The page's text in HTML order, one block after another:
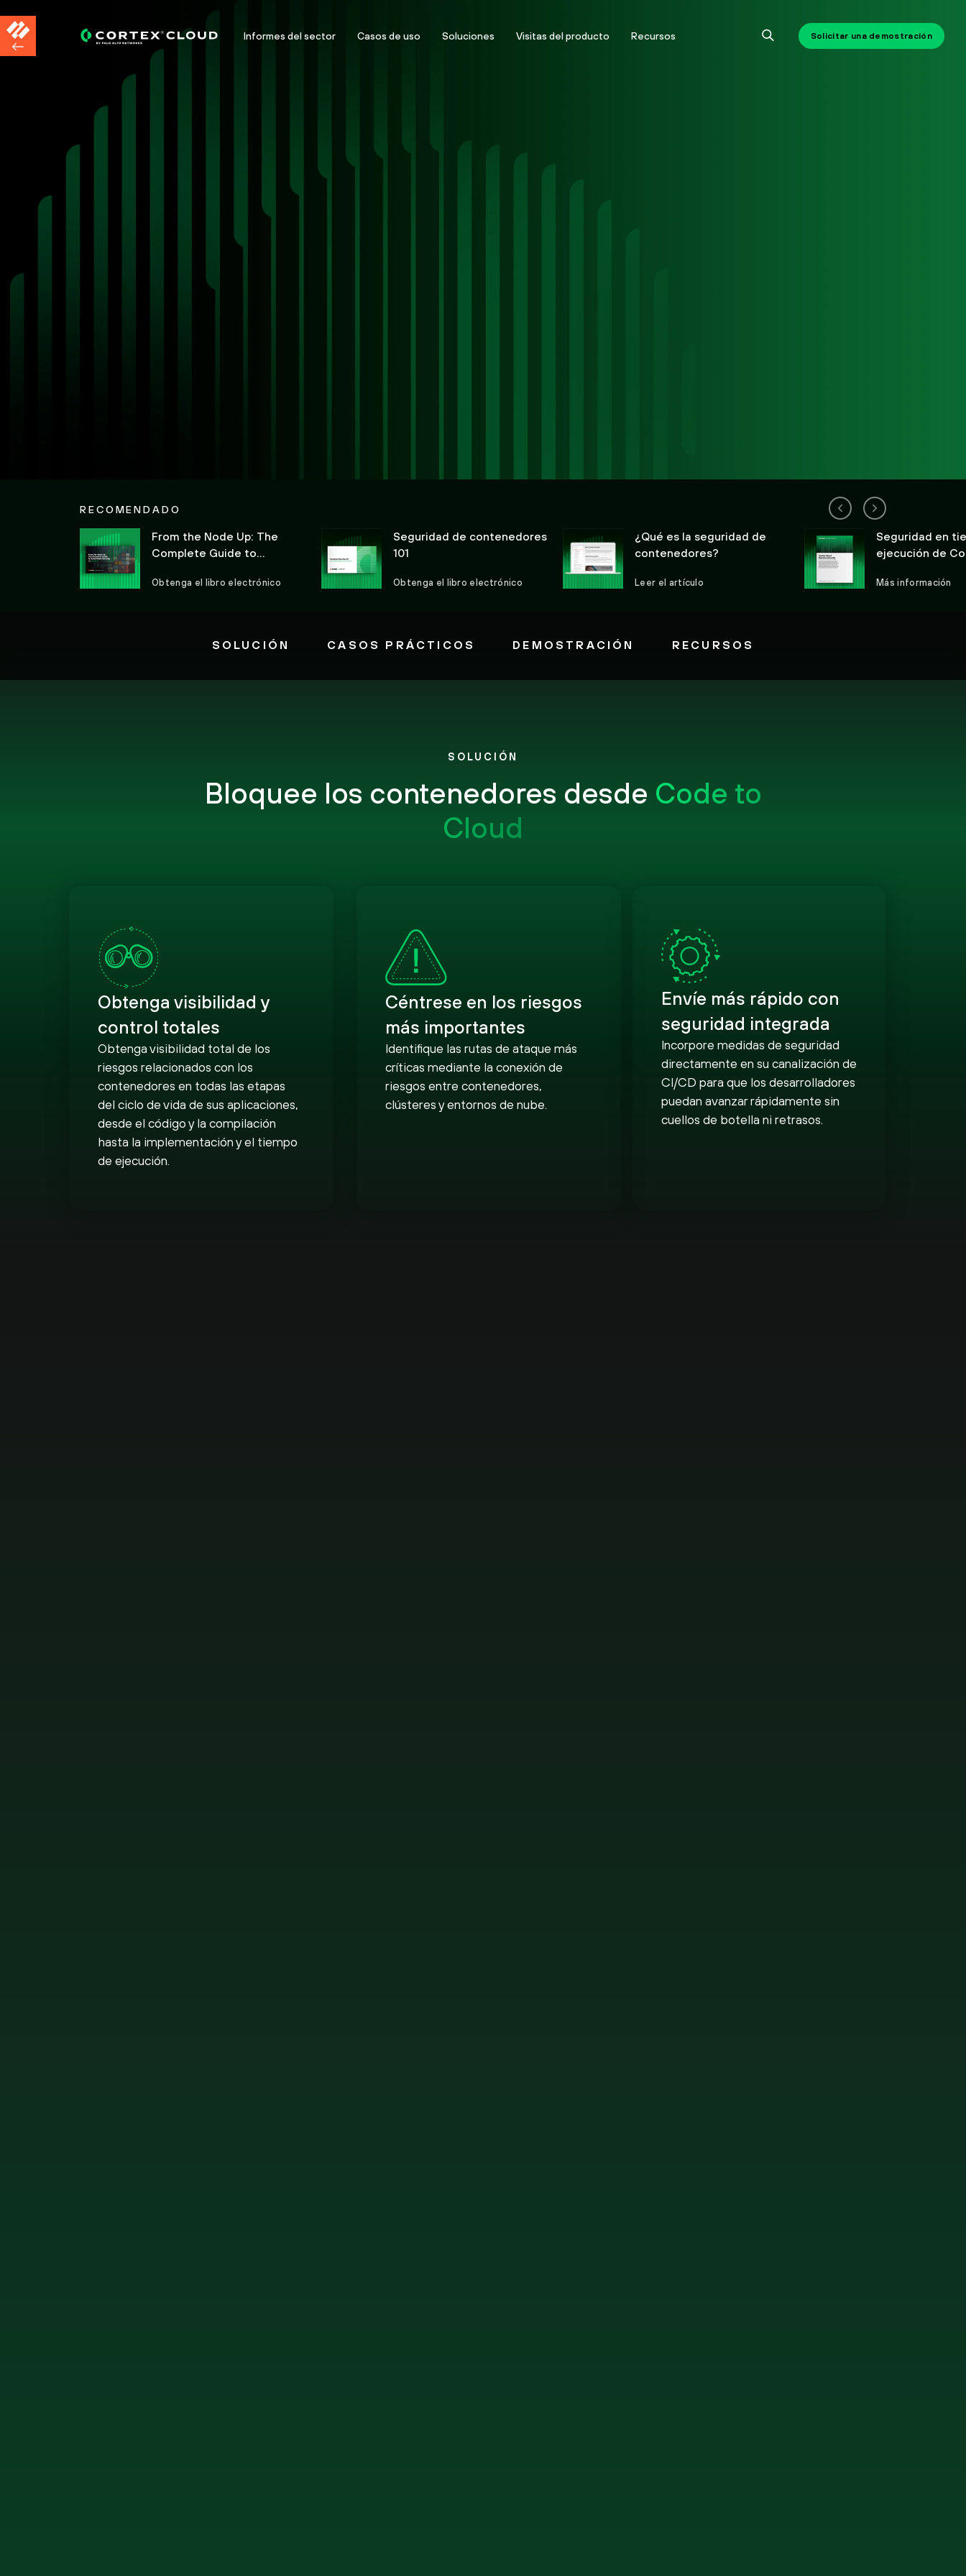
Informes del sector Casos de uso Soluciones Visitas del producto Recursos Solicitar una demostración
RECOMENDADO
From the Node Up: The
Complete Guide to
completa de
Obtenga el libro electrónico
Seguridad de contenedores
101
Obtenga el libro electrónico
¿Qué es la seguridad de
contenedores?
Leer el artículo
Seguridad en
ejecución de
contra
Más información
SOLUCIÓN CASOS PRÁCTICOS DEMOSTRACIÓN RECURSOS
SOLUCIÓN
Bloquee los contenedores desde Code to
Cloud
Obtenga visibilidad y
control totales
Obtenga visibilidad total de los
riesgos relacionados con los
contenedores en todas las etapas
del ciclo de vida de sus aplicaciones,
desde el código y la compilación
hasta la implementación y el tiempo
de ejecución.
Céntrese en los riesgos
más importantes
Identifique las rutas de ataque más
críticas mediante la conexión de
riesgos entre contenedores,
clústeres y entornos de nube.
Envíe más rápido con
seguridad integrada
Incorpore medidas de seguridad
directamente en su canalización de
CI/CD para que los desarrolladores
puedan avanzar rápidamente sin
cuellos de botella ni retrasos.